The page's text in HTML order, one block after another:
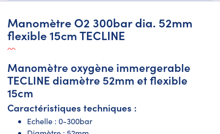
Manomètre O2 300bar dia. 52mm
flexible 15cm TECLINE
Manomètre oxygène immergerable
TECLINE diamètre 52mm et flexible
15cm
Caractéristiques techniques :
Echelle : 0-300bar